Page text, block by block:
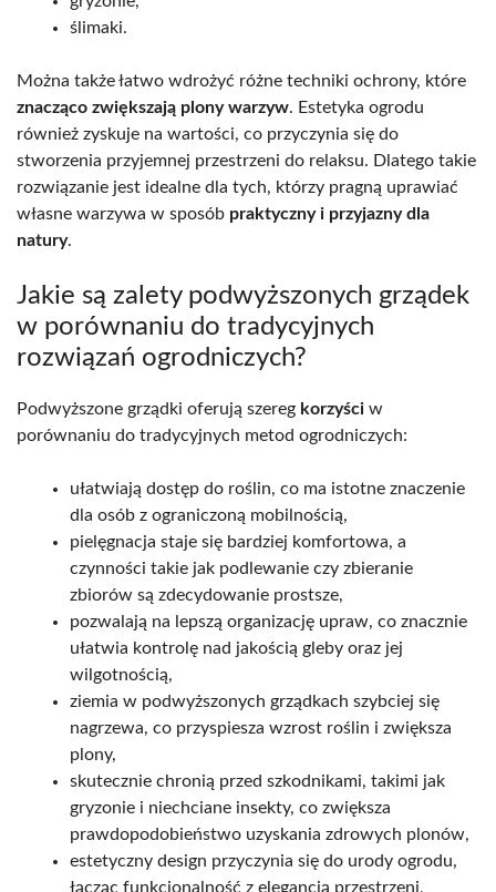
ślimaki.
Można także łatwo wdrożyć różne techniki ochrony, które
znacząco zwiększają plony warzyw. Estetyka ogrodu
również zyskuje na wartości, co przyczynia się do
stworzenia przyjemnej przestrzeni do relaksu. Dlatego takie
rozwiązanie jest idealne dla tych, którzy pragną uprawiać
własne warzywa w sposób praktyczny i przyjazny dla
natury.
Jakie są zalety podwyższonych grządek
w porównaniu do tradycyjnych
rozwiązań ogrodniczych?
Podwyższone grządki oferują szereg korzyści w
porównaniu do tradycyjnych metod ogrodniczych:
ułatwiają dostęp do roślin, co ma istotne znaczenie
dla osób z ograniczoną mobilnością,
pielęgnacja staje się bardziej komfortowa, a
czynności takie jak podlewanie czy zbieranie
zbiorów są zdecydowanie prostsze,
pozwalają na lepszą organizację upraw, co znacznie
ułatwia kontrolę nad jakością gleby oraz jej
wilgotnością,
ziemia w podwyższonych grządkach szybciej się
nagrzewa, co przyspiesza wzrost roślin i zwiększa
plony,
skutecznie chronią przed szkodnikami, takimi jak
gryzonie i niechciane insekty, co zwiększa
prawdopodobieństwo uzyskania zdrowych plonów,
estetyczny design przyczynia się do urody ogrodu,
łącząc funkcjonalność z elegancją przestrzeni,